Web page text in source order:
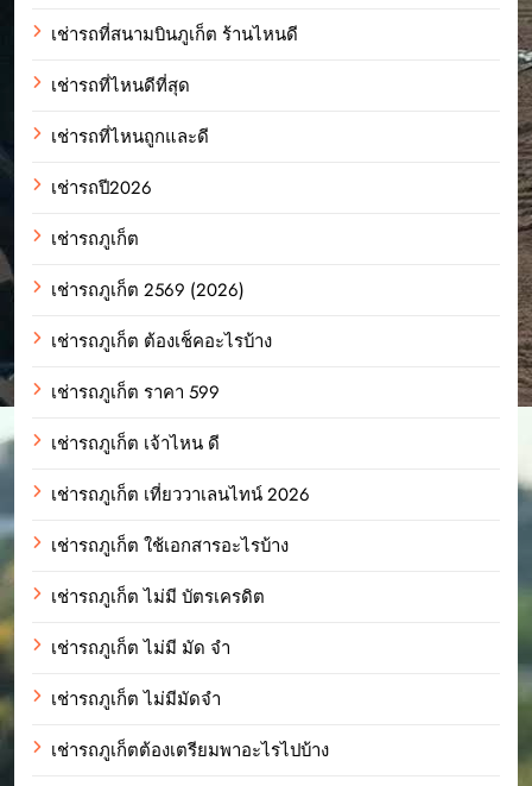
เช่ารถที่สนามบินภูเก็ต ร้านไหนดี
เช่ารถที่ไหนดีที่สุด
เช่ารถที่ไหนถูกและดี
เช่ารถปี2026
เช่ารถภูเก็ต
เช่ารถภูเก็ต 2569 (2026)
เช่ารถภูเก็ต ต้องเช็คอะไรบ้าง
เช่ารถภูเก็ต ราคา 599
เช่ารถภูเก็ต เจ้าไหน ดี
เช่ารถภูเก็ต เที่ยววาเลนไทน์ 2026
เช่ารถภูเก็ต ใช้เอกสารอะไรบ้าง
เช่ารถภูเก็ต ไม่มี บัตรเครดิต
เช่ารถภูเก็ต ไม่มี มัด จํา
เช่ารถภูเก็ต ไม่มีมัดจำ
เช่ารถภูเก็ตต้องเตรียมพาอะไรไปบ้าง